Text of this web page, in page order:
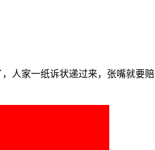
家一纸诉状递过来，张嘴就要